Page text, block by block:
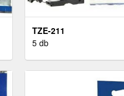
TZE-211
5 db